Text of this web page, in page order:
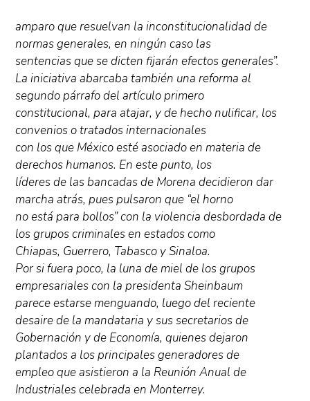
amparo que resuelvan la inconstitucionalidad de
normas generales, en ningún caso las
sentencias que se dicten fijarán efectos generales”.
La iniciativa abarcaba también una reforma al
segundo párrafo del artículo primero
constitucional, para atajar, y de hecho nulificar, los
convenios o tratados internacionales
con los que México esté asociado en materia de
derechos humanos. En este punto, los
líderes de las bancadas de Morena decidieron dar
marcha atrás, pues pulsaron que “el horno
no está para bollos” con la violencia desbordada de
los grupos criminales en estados como
Chiapas, Guerrero, Tabasco y Sinaloa.
Por si fuera poco, la luna de miel de los grupos
empresariales con la presidenta Sheinbaum
parece estarse menguando, luego del reciente
desaire de la mandataria y sus secretarios de
Gobernación y de Economía, quienes dejaron
plantados a los principales generadores de
empleo que asistieron a la Reunión Anual de
Industriales celebrada en Monterrey.